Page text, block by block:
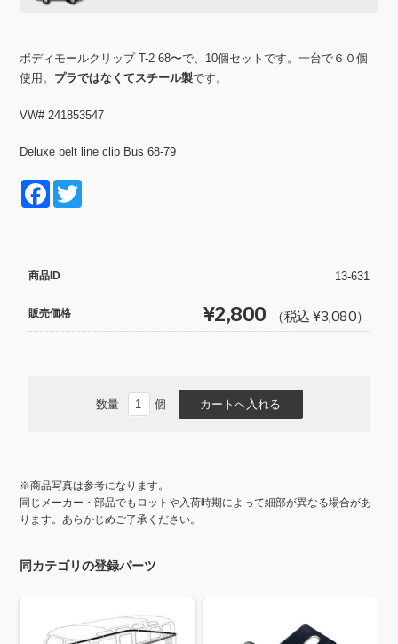
ボディモールクリップ T-2 68〜で、10個セットです。一台で６０個
使用。 プラではなくてスチール製です。
VW# 241853547
Deluxe belt line clip Bus 68-79
F
e
b
o
商品ID 13-631
販売価格 ¥2,800 （税込 ¥3,080）
数量 個
※商品写真は参考になります。
同じメーカー・部品でもロットや入荷時期によって細部が異なる場合があ
ります。あらかじめご了承ください。
同カテゴリの登録パーツ